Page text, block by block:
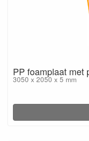
PP foamplaat met
3050 x 2050 x 5 mm